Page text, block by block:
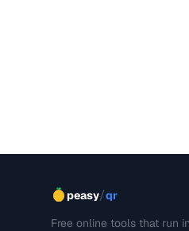
peasy/qr
Free online tools that run